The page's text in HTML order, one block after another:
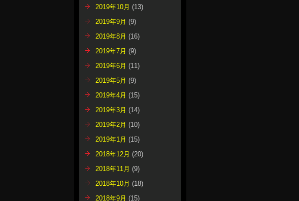
2019年10月 (13)
2019年9月 (9)
2019年8月 (16)
2019年7月 (9)
2019年6月 (11)
2019年5月 (9)
2019年4月 (15)
2019年3月 (14)
2019年2月 (10)
2019年1月 (15)
2018年12月 (20)
2018年11月 (9)
2018年10月 (18)
2018年9月 (15)